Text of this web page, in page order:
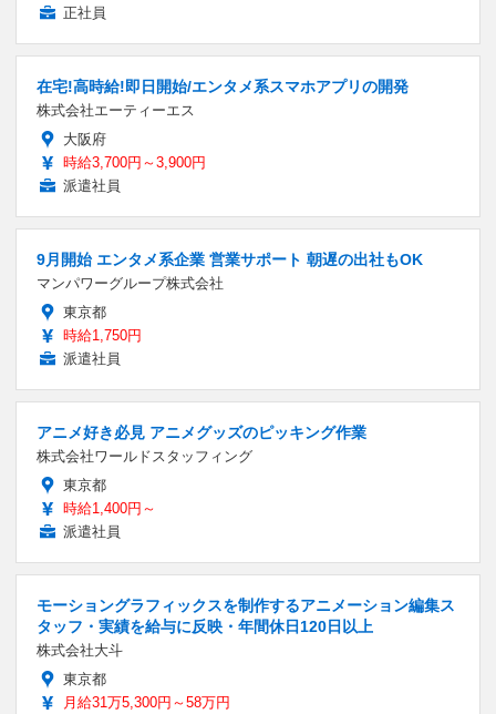
正社員
在宅!高時給!即日開始/エンタメ系スマホアプリの開発
株式会社エーティーエス
大阪府
時給3,700円～3,900円
派遣社員
9月開始 エンタメ系企業 営業サポート 朝遅の出社もOK
マンパワーグループ株式会社
東京都
時給1,750円
派遣社員
アニメ好き必見 アニメグッズのピッキング作業
株式会社ワールドスタッフィング
東京都
時給1,400円～
派遣社員
モーショングラフィックスを制作するアニメーション編集ス
タッフ・実績を給与に反映・年間休日120日以上
株式会社大斗
東京都
月給31万5,300円～58万円